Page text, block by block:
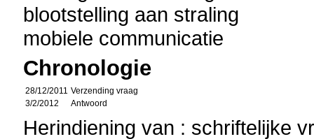
blootstelling aan straling
mobiele communicatie
Chronologie
28/12/2011 Verzending vraag
3/2/2012
Antwoord
Herindiening van : schriftelijke